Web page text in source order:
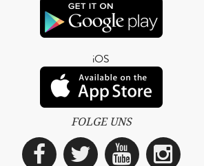
iOS
FOLGE UNS
Facebook
Twitter